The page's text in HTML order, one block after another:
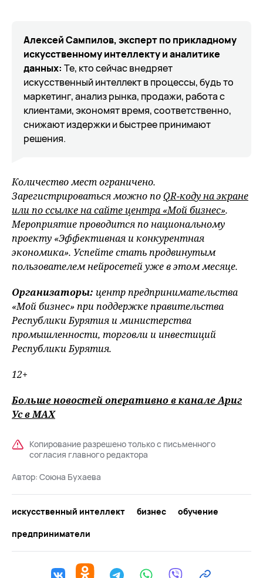
Алексей Сампилов, эксперт по прикладному
искусственному интеллекту и аналитике
данных: Те, кто сейчас внедряет
искусственный интеллект в процессы, будь то
маркетинг, анализ рынка, продажи, работа с
клиентами, экономят время, соответственно,
снижают издержки и быстрее принимают
решения.
Количество мест ограничено.
Зарегистрироваться можно поQR-коду на экране
или по ссылке на сайте центра «Мой бизнес».
Мероприятие проводится по национальному
проекту «Эффективная и конкурентная
экономика». Успейте стать продвинутым
пользователем нейросетей уже в этом месяце.
Организаторы: центр предпринимательства
«Мой бизнес» при поддержке правительства
Республики Бурятия и министерства
промышленности, торговли и инвестиций
Республики Бурятия.
12+
Больше новостей оперативно в канале Ариг
Усв MAХ
Копирование разрешено только с письменного
согласия главного редактора
Автор: Союна Бухаева
искусственный интеллект бизнес
обучение
предприниматели